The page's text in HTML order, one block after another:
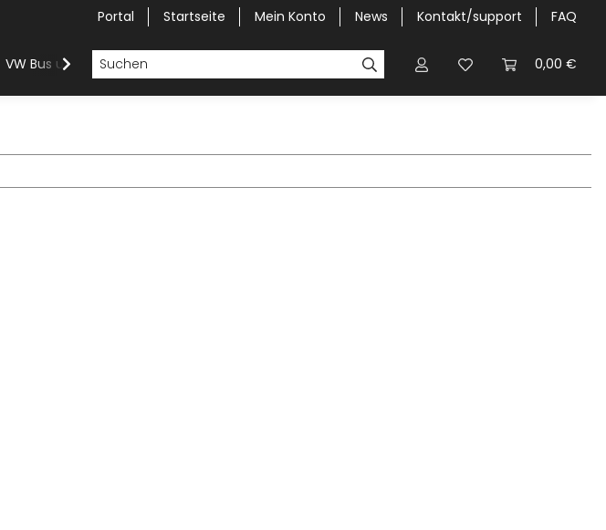
Portal Startseite Mein Konto News Kontakt/support FAQ
0,00 €
VW Bus und Van Car Cover Halbgaragen / Kapuzen nach